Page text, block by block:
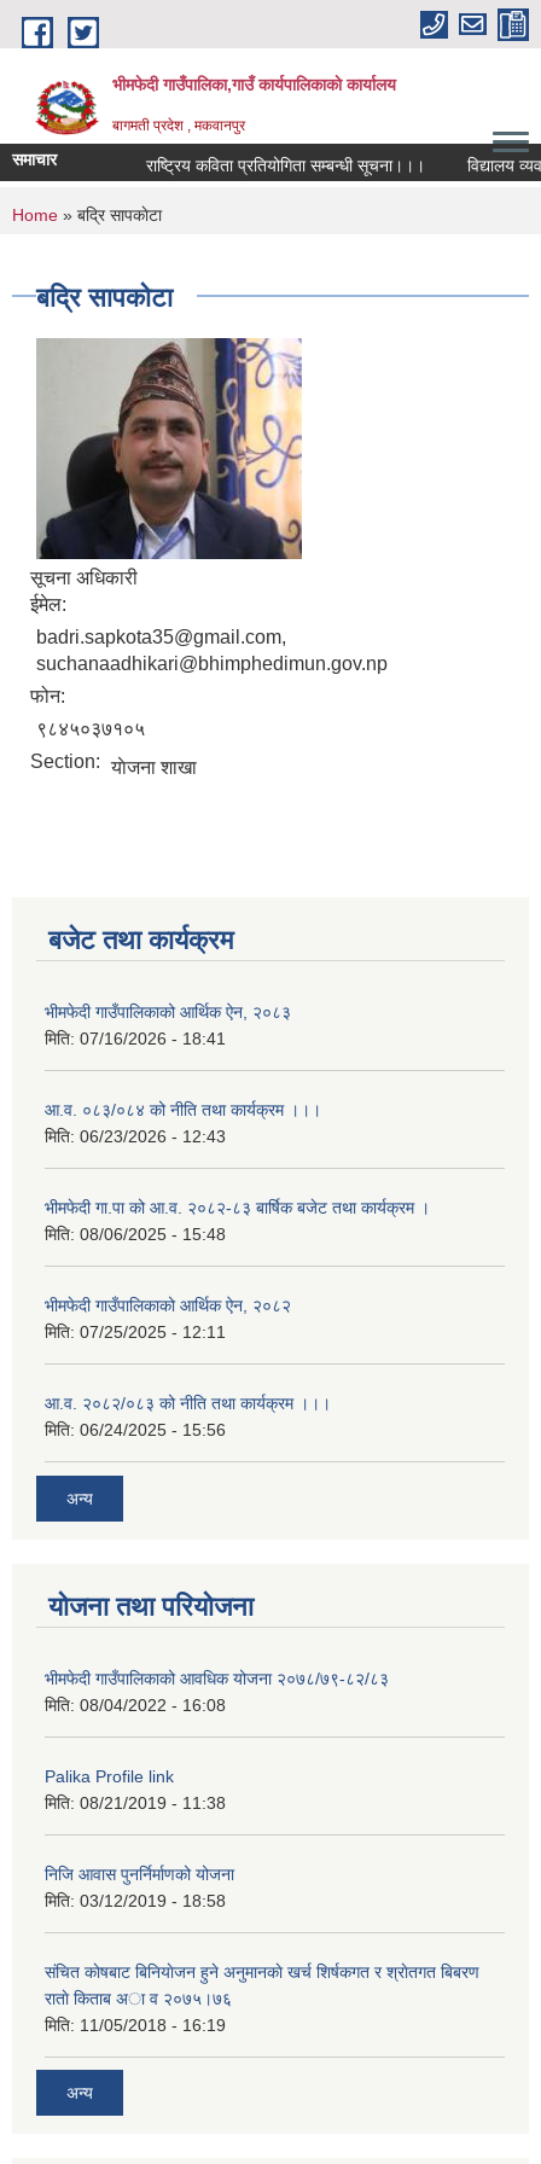
Skip to main content
भीमफेदी गाउँपालिका,गाउँ कार्यपालिकाकाे कार्यालय
बागमती प्रदेश , मकवानपुर
समाचार राष्ट्रिय कविता प्रतियोगिता सम्बन्धी सूचना।।। विद्यालय
You are here
Home » बद्रि सापकाेटा
बद्रि सापकाेटा
सूचना अधिकारी
ईमेल:
badri.sapkota35@gmail.com,
suchanaadhikari@bhimphedimun.gov.np
फोन:
९८४५०३७१०५
Section: याेजना शाखा
बजेट तथा कार्यक्रम
भीमफेदी गाउँपालिकाको आर्थिक ऐन, २०८३
मिति: 07/16/2026 - 18:41
आ.व. ०८३/०८४ को नीति तथा कार्यक्रम ।।।
मिति: 06/23/2026 - 12:43
भीमफेदी गा.पा को आ.व. २०८२-८३ बार्षिक बजेट तथा कार्यक्रम ।
मिति: 08/06/2025 - 15:48
भीमफेदी गाउँपालिकाको आर्थिक ऐन, २०८२
मिति: 07/25/2025 - 12:11
आ.व. २०८२/०८३ को नीति तथा कार्यक्रम ।।।
मिति: 06/24/2025 - 15:56
अन्य
योजना तथा परियोजना
भीमफेदी गाउँपालिकाको आवधिक योजना २०७८/७९-८२/८३
मिति: 08/04/2022 - 16:08
Palika Profile link
मिति: 08/21/2019 - 11:38
निजि आवास पुनर्निर्माणको योजना
मिति: 03/12/2019 - 18:58
संचित काेषबाट बिनियाेजन हुने अनुमानकाे खर्च शिर्षकगत र श्राेतगत बिबरण
राताे किताब अा‍ व २‍०७५।७६
मिति: 11/05/2018 - 16:19
अन्य